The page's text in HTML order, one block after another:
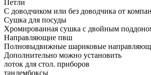
Петли
С доводчиком или без доводчика от
Сушка для посуды
Хромированная сушка с двойным
Направляющие пвш
Полновыдвижные шариковые
Дополнительно можно установить
лоток для стол. приборов
тандембоксы